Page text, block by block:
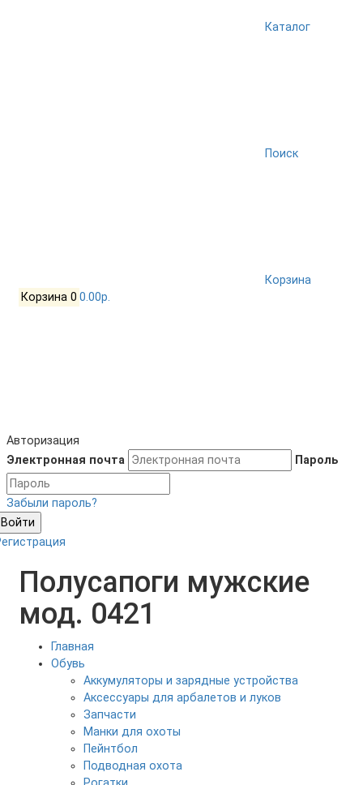
Каталог
Поиск
Корзина
Корзина 0 0.00р.
Авторизация
Электронная почта
Пароль
Забыли пароль?
Войти
Полусапоги мужские
мод. 0421
Главная
Обувь
Аккумуляторы и зарядные устройства
Аксесcуары для арбалетов и луков
Запчасти
Манки для охоты
Пейнтбол
Подводная охота